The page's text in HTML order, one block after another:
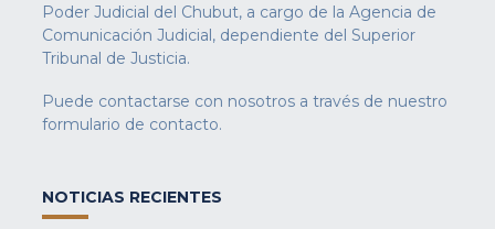
Poder Judicial del Chubut, a cargo de la Agencia de
Comunicación Judicial, dependiente del Superior
Tribunal de Justicia.
Puede contactarse con nosotros a través de nuestro
formulario de contacto.
NOTICIAS RECIENTES